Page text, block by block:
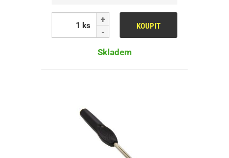
ks KOUPIT
Skladem